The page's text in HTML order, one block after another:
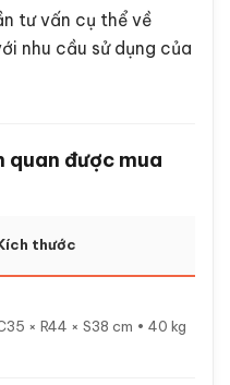
tư vấn cụ thể về
nhu cầu sử dụng của
quan được mua
thước
× R44 × S38 cm • 40 kg